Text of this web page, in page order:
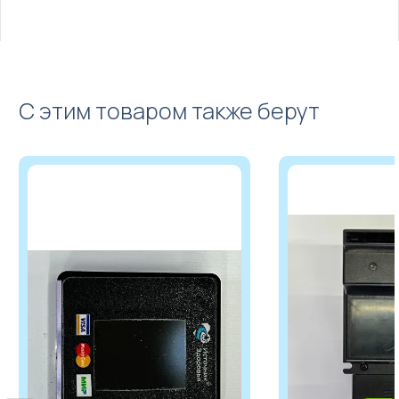
С этим товаром также берут